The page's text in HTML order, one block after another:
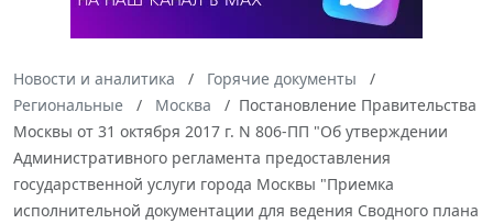
Новости и аналитика
Горячие документы
Региональные
Москва
Постановление Правительства
Москвы от 31 октября 2017 г. N 806-ПП "Об утверждении
Административного регламента предоставления
государственной услуги города Москвы "Приемка
исполнительной документации для ведения Сводного плана